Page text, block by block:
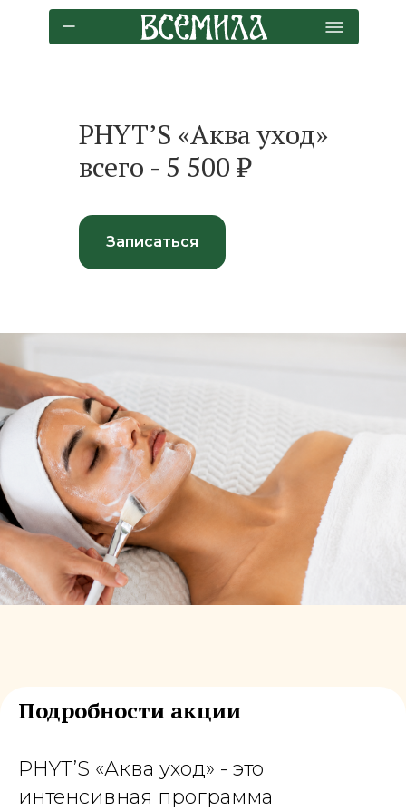
PHYT’S «Аква уход»
всего - 5 500 ₽
Записаться
Подробности акции
PHYT’S «Аква уход» - это
интенсивная программа